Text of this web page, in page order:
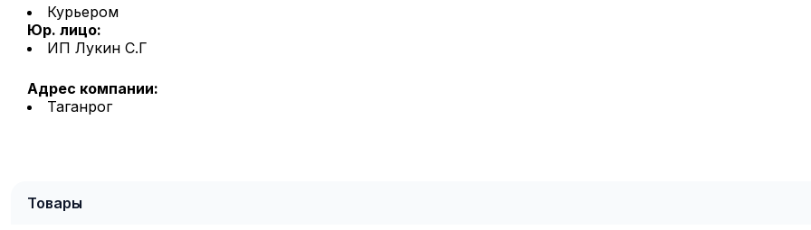
Курьером
Юр. лицо:
ИП Лукин С.Г
Адрес компании:
Таганрог
Товары